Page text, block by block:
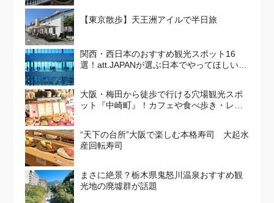
【東京散歩】天王洲アイルで半日旅
関西・西日本のおすすめ観光スポット16
選！att.JAPANが選ぶ日本でやってほしいこ
大阪・梅田から徒歩で行ける穴場観光スポ
ット『中崎町』！カフェや食べ歩き・レト
“天下の台所”大阪で楽しむ本格寿司 大起水
産回転寿司
まさに絶景？栃木県鬼怒川温泉おすすめ観
光地の廃墟群が話題